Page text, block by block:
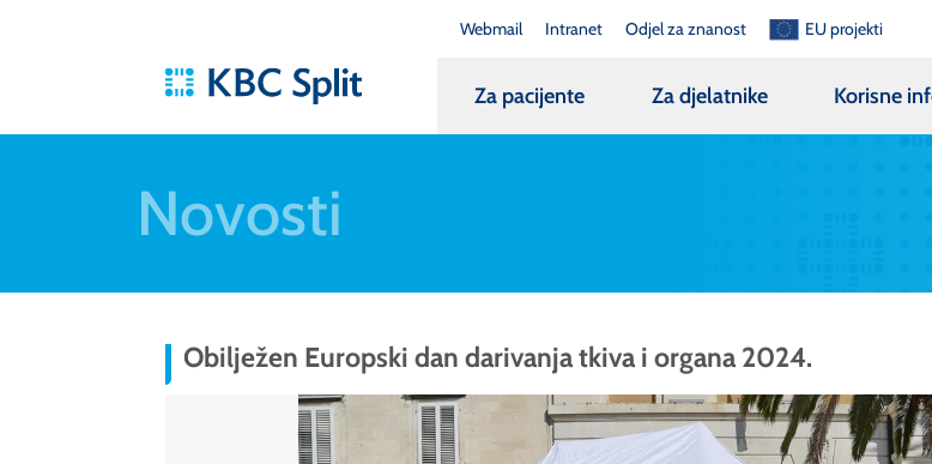
Webmail Intranet Odjel za znanost EU projekti
Za pacijente Za djelatnike Korisne
Novosti
Obilježen Europski dan darivanja tkiva i organa 2024.